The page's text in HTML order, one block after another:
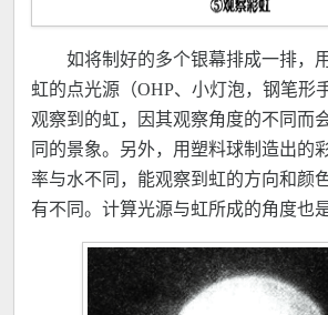
如将制好的多个银幕排成一排，
虹的点光源（OHP、小灯泡，钢笔形
观察到的虹，因其观察角度的不同而
同的景象。另外，用塑料球制造出的
率与水不同，能观察到虹的方向和颜
有不同。计算光源与虹所成的角度也